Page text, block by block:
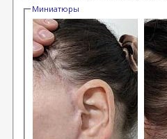
Миниатюры